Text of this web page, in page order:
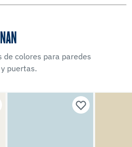
de colores para paredes
puertas.